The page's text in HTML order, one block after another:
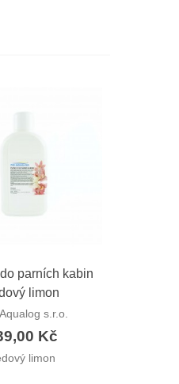
náhled
parních kabin
limon
s.r.o.
Kč
limon